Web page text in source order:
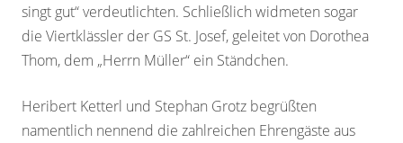
singt gut“ verdeutlichten. Schließlich widmeten sogar
die Viertklässler der GS St. Josef, geleitet von Dorothea
Thom, dem „Herrn Müller“ ein Ständchen.
Heribert Ketterl und Stephan Grotz begrüßten
namentlich nennend die zahlreichen Ehrengäste aus